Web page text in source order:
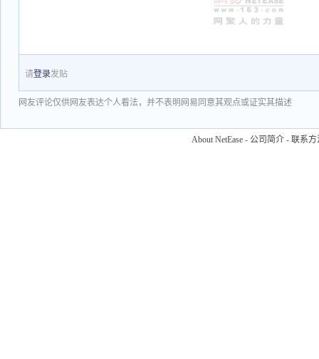
请登录发贴
网友评论仅供网友表达个人看法，并不表明网易同意其观点或证实其描述
About NetEase - 公司简介 - 联系方